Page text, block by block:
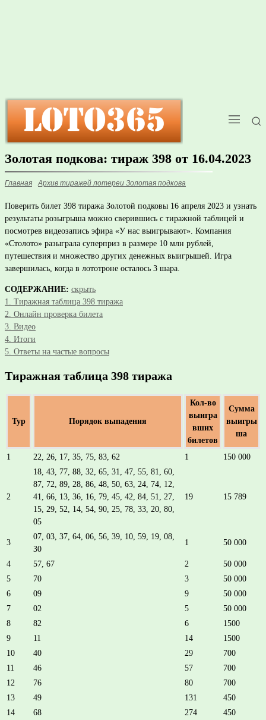
Золотая подкова: тираж 398 от 16.04.2023
Главная Архив тиражей лотереи Золотая подкова
Поверить билет 398 тиража Золотой подковы 16 апреля 2023 и узнать
результаты розыгрыша можно сверившись с тиражной таблицей и
посмотрев видеозапись эфира «У нас выигрывают». Компания
«Столото» разыграла суперприз в размере 10 млн рублей,
путешествия и множество других денежных выигрышей. Игра
завершилась, когда в лототроне осталось 3 шара.
СОДЕРЖАНИЕ: скрыть
1. Тиражная таблица 398 тиража
2. Онлайн проверка билета
3. Видео
4. Итоги
5. Ответы на частые вопросы
Тиражная таблица 398 тиража
Тур Порядок выпадения
Кол-во
выигра
вших
билетов
Сумма
выигры
ша
1 22, 26, 17, 35, 75, 83, 62 1 150 000
2
18, 43, 77, 88, 32, 65, 31, 47, 55, 81, 60,
87, 72, 89, 28, 86, 48, 50, 63, 24, 74, 12,
41, 66, 13, 36, 16, 79, 45, 42, 84, 51, 27,
15, 29, 52, 14, 54, 90, 25, 78, 33, 20, 80,
05
19 15 789
3
07, 03, 37, 64, 06, 56, 39, 10, 59, 19, 08,
30
1 50 000
4 57, 67 2
50 000
5
70 3
50 000
6
09 9
50 000
7
02 5
50 000
8
82 6
1500
9
11 14
1500
10
40 29
700
11
46 57
700
12
76 80
700
13
49 131
450
14
68 274
450